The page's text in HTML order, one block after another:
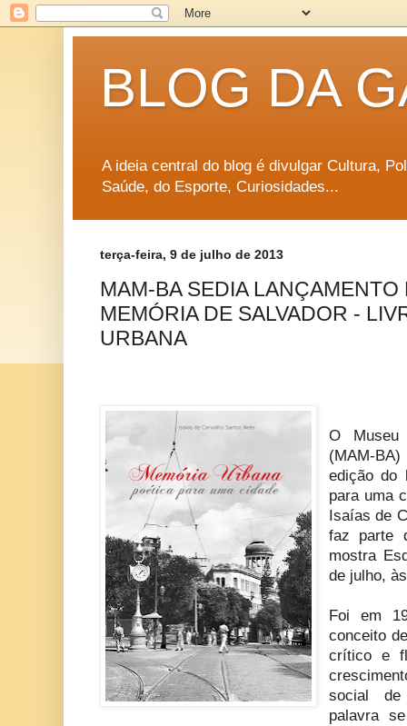
BLOG DA
A ideia central do blog é divulgar Cultura,
Saúde, do Esporte, Curiosidades...
terça-feira, 9 de julho de 2013
MAM-BA SEDIA
MEMÓRIA DE SALVADOR -
URBANA
O Museu
(MAM-
edição do
para uma
Isaías de
faz parte
mostra
de julho,
Foi em
conceito
crítico e
social
palavra